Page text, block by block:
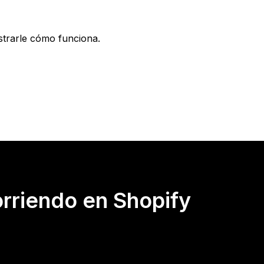
cómo funciona.
en Shopify